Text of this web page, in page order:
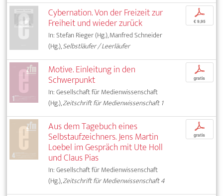
Cybernation. Von der Freizeit zur
Freiheit und wieder zurück
In: Stefan Rieger (Hg.), Manfred Schneider
(Hg.),Selbstläufer / Leerläufer
p
€ 9,95
Motive. Einleitung in den
Schwerpunkt
In: Gesellschaft für Medienwissenschaft
(Hg.),Zeitschrift für Medienwissenschaft 1
p
gratis
Aus dem Tagebuch eines
Selbstaufzeichners. Jens Martin
Loebel im Gespräch mit Ute Holl
und Claus Pias
In: Gesellschaft für Medienwissenschaft
(Hg.),Zeitschrift für Medienwissenschaft 4
p
gratis